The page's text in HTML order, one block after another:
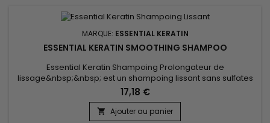
MARQUE: ESSENTIAL KERATIN
ESSENTIAL KERATIN SMOOTHING SHAMPOO
Essential Keratin Shampoing Prolongateur de
lissage&nbsp;&nbsp; est un shampoing lissant sans sulfates
qui lave en douceur et nourrit la chevelure.&nbsp; Cette
formule très douce enrichie en Kératine et protéines de Soie
revitalise, hydrate et démêle les cheveux. &nbsp;Essential
17,18 €
 Ajouter au panier